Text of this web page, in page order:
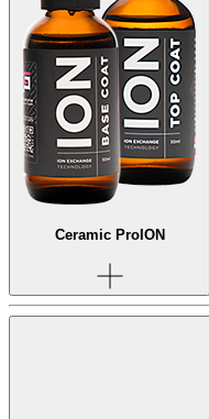
Ceramic ProION